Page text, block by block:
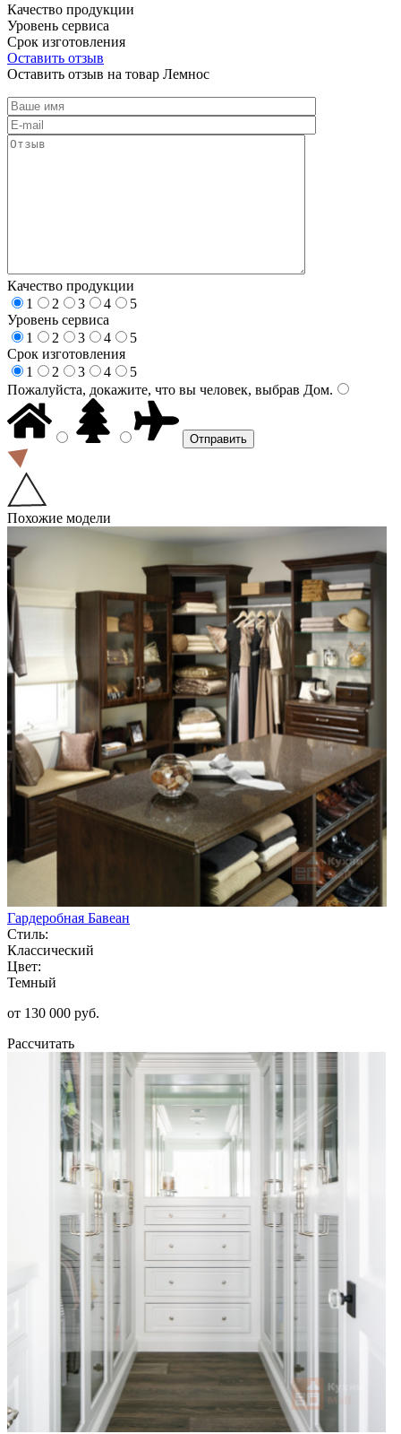
Качество продукции
Уровень сервиса
Срок изготовления
Оставить отзыв
Оставить отзыв на товар Лемнос
Качество продукции
1
2 3 4
5
Уровень сервиса
1
2 3 4
5
Срок изготовления
1
2 3 4
5
Пожалуйста, докажите, что вы человек, выбрав Дом.
Похожие модели
Гардеробная Бавеан
Стиль:
Классический
Цвет:
Темный
от 130 000 руб.
Рассчитать